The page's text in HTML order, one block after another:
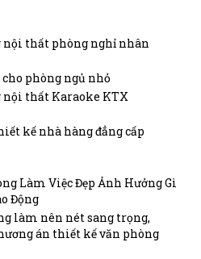
thất phòng nghỉ nhân
phòng ngủ nhỏ
thất Karaoke KTX
kế nhà hàng đẳng cấp
Làm Việc Đẹp Ảnh Hưởng Gì
Động
làm nên nét sang trọng,
án thiết kế văn phòng